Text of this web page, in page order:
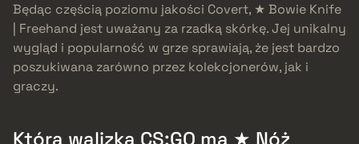
Będąc częścią poziomu jakości Covert, ★ Bowie Knife
| Freehand jest uważany za rzadką skórkę. Jej unikalny
wygląd i popularność w grze sprawiają, że jest bardzo
poszukiwana zarówno przez kolekcjonerów, jak i
graczy.
Która walizka CS:GO ma ★ Nóż